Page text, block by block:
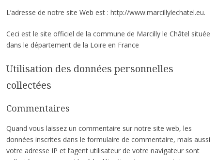
L’adresse de notre site Web est : http://www.marcillylechatel.eu.
Ceci est le site officiel de la commune de Marcilly le Châtel située
dans le département de la Loire en France
Utilisation des données personnelles
collectées
Commentaires
Quand vous laissez un commentaire sur notre site web, les
données inscrites dans le formulaire de commentaire, mais aussi
votre adresse IP et l’agent utilisateur de votre navigateur sont